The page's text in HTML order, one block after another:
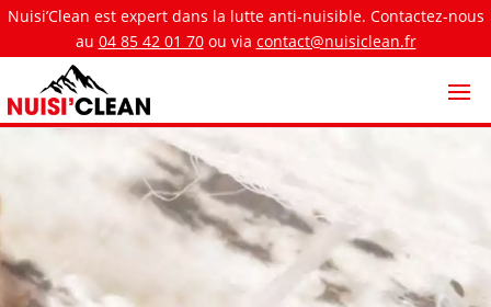
Nuisi’Clean est expert dans la lutte anti-nuisible. Contactez-nous
au 04 85 42 01 70ou via contact@nuisiclean.fr